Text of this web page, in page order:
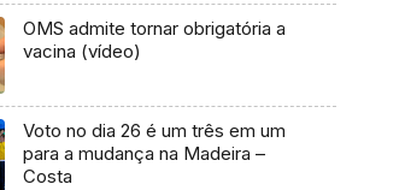
OMS admite tornar obrigatória a
vacina (vídeo)
Voto no dia 26 é um três em um
para a mudança na Madeira –
Costa